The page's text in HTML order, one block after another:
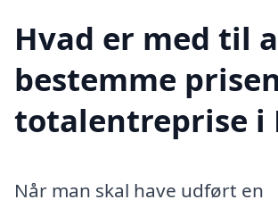
Hvad er med til
bestemme
totalentreprise i
Når man skal have udført en